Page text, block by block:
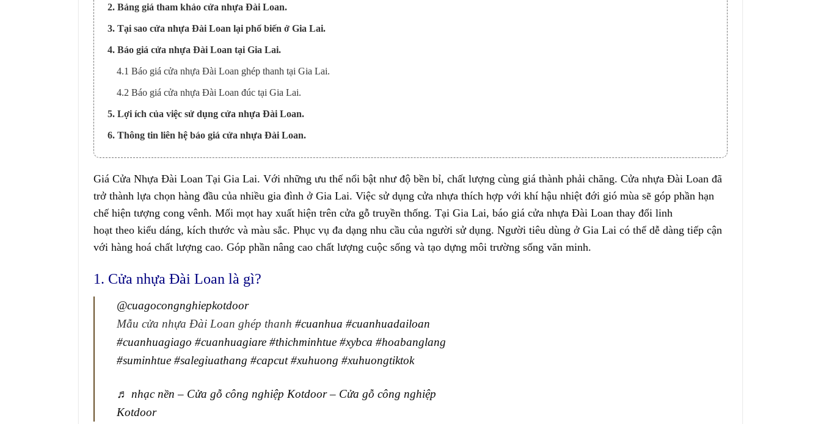
2. Bảng giá tham khảo cửa nhựa Đài Loan.
3. Tại sao cửa nhựa Đài Loan lại phổ biến ở Gia Lai.
4. Báo giá cửa nhựa Đài Loan tại Gia Lai.
4.1 Báo giá cửa nhựa Đài Loan ghép thanh tại Gia Lai.
4.2 Báo giá cửa nhựa Đài Loan đúc tại Gia Lai.
5. Lợi ích của việc sử dụng cửa nhựa Đài Loan.
6. Thông tin liên hệ báo giá cửa nhựa Đài Loan.
Giá Cửa Nhựa Đài LoanTại Gia Lai. Với những ưu thế nổi bật nhưđộ bền bỉ, chất lượng cùng giá thành phải chăng. Cửa nhựa Đài Loan đã
trở thành lựa chọn hàng đầucủa nhiều gia đình ởGia Lai. Việc sử dụng cửa nhựa thích hợpvới khí hậu nhiệt đới gió mùa sẽ góp phần hạn
chế hiện tượng cong vênh. Mối mọt hay xuất hiện trêncửa gỗ truyền thống. Tại Gia Lai, báo giá cửa nhựa Đài Loan thay đổi linh
hoạt theo kiểu dáng, kích thướcvà màu sắc. Phục vụđa dạng nhu cầu của người sử dụng. Người tiêu dùng ởGia Lai có thể dễ dàng tiếp cận
với hàng hoáchất lượng cao. Góp phần nâng cao chất lượng cuộc sống và tạo dựng môi trường sống văn minh.
1. Cửa nhựa Đài Loan là gì?
@cuagocongnghiepkotdoor
Mẫu cửa nhựa Đài Loan ghép thanh #cuanhua #cuanhuadailoan
#cuanhuagiago #cuanhuagiare #thichminhtue #xybca #hoabanglang
#suminhtue #salegiuathang #capcut #xuhuong #xuhuongtiktok
♬ nhạc nền – Cửa gỗ công nghiệp Kotdoor – Cửa gỗ công nghiệp
Kotdoor